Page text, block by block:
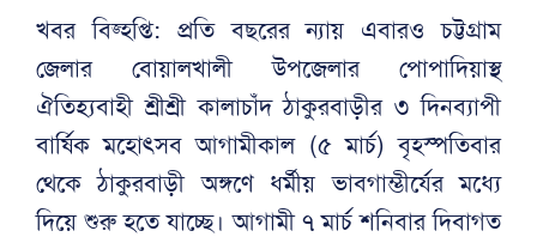
খবর বিজ্হপ্তি: প্রতি বছরের ন্যায় এবারও চট্টগ্রাম
জেলার বোয়ালখালী উপজেলার পোপাদিয়াস্থ
ঐতিহ্যবাহী শ্রীশ্রী কালাচাঁদ ঠাকুরবাড়ীর ৩ দিনব্যাপী
বার্ষিক মহোৎসব আগামীকাল (৫ মার্চ) বৃহস্পতিবার
থেকে ঠাকুরবাড়ী অঙ্গণে ধর্মীয় ভাবগাম্ভীর্যের মধ্যে
দিয়ে শুরু হতে যাচ্ছে। আগামী ৭ মার্চ শনিবার দিবাগত